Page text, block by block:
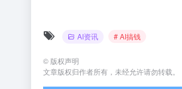
AI资讯 # AI搞钱
© 版权声明
文章版权归作者所有，未经允许请勿转载。